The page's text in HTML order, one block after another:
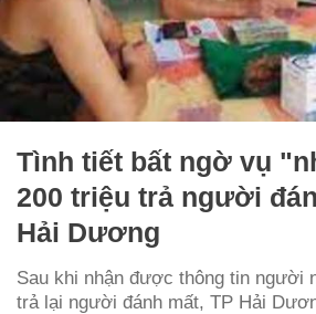
Tình tiết bất ngờ vụ
200 triệu trả người
Hải Dương
Sau khi nhận được thông tin người
trả lại người đánh mất, TP Hải